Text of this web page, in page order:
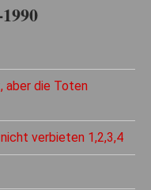
aber die Toten
verbieten 1,2,3,4